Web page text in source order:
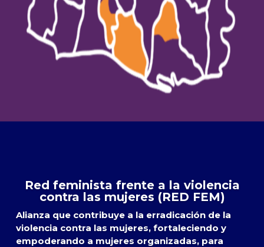
Red feminista frente a la violencia
contra las mujeres (RED FEM)
Alianza que contribuye a la erradicación de la
violencia contra las mujeres, fortaleciendo y
empoderando a mujeres organizadas, para